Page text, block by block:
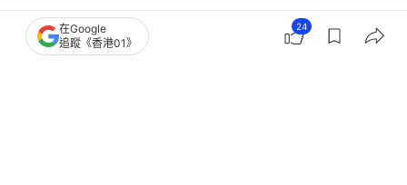
港聞 社會新聞
在Google
追蹤《香港01》
24